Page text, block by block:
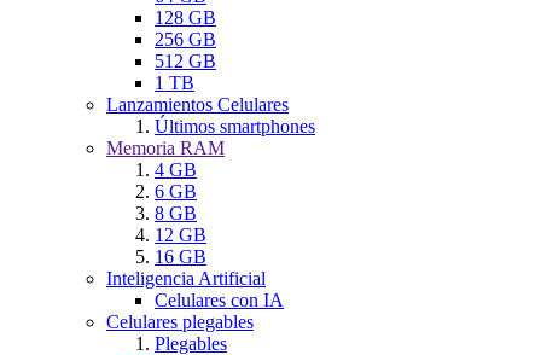
128 GB
256 GB
512 GB
1 TB
Lanzamientos Celulares
Últimos smartphones
Memoria RAM
4 GB
6 GB
8 GB
12 GB
16 GB
Inteligencia Artificial
Celulares con IA
Celulares plegables
Plegables